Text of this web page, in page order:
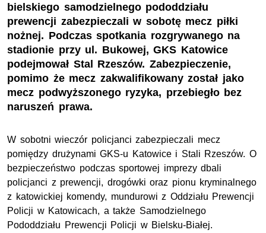
bielskiego samodzielnego pododdziału
prewencji zabezpieczali w sobotę mecz piłki
nożnej. Podczas spotkania rozgrywanego na
stadionie przy ul. Bukowej, GKS Katowice
podejmował Stal Rzeszów. Zabezpieczenie,
pomimo że mecz zakwalifikowany został jako
mecz podwyższonego ryzyka, przebiegło bez
naruszeń prawa.
W sobotni wieczór policjanci zabezpieczali mecz
pomiędzy drużynamiGKS-u Katowice i Stali Rzeszów. O
bezpieczeństwo podczas sportowej imprezy dbali
policjanci z prewencji, drogówki oraz pionu kryminalnego
z katowickiej komendy, mundurowi z Oddziału Prewencji
Policji w Katowicach, a także Samodzielnego
Pododdziału Prewencji Policji w Bielsku-Białej.